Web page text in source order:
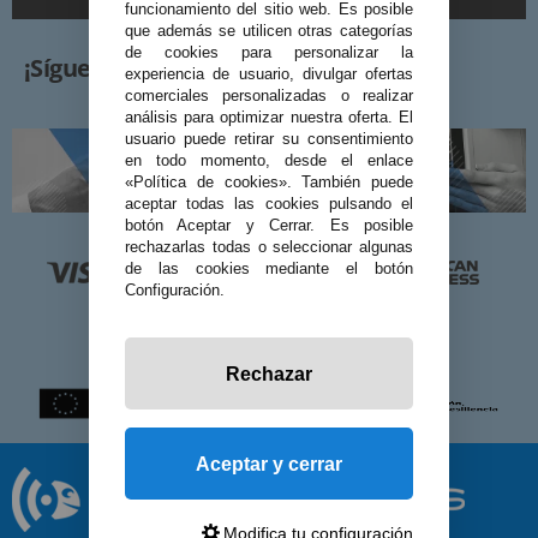
¡Síguenos!
funcionamiento del sitio web. Es posible
que además se utilicen otras categorías
de cookies para personalizar la
experiencia de usuario, divulgar ofertas
comerciales personalizadas o realizar
análisis para optimizar nuestra oferta. El
usuario puede retirar su consentimiento
en todo momento, desde el enlace
«Política de cookies». También puede
aceptar todas las cookies pulsando el
botón Aceptar y Cerrar. Es posible
rechazarlas todas o seleccionar algunas
de las cookies mediante el botón
Configuración.
Rechazar
Aceptar y cerrar
Modifica tu configuración